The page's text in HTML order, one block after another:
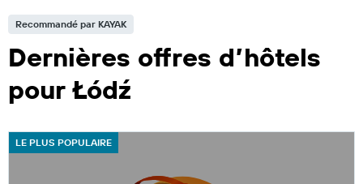
Recommandé par KAYAK
Dernières offres d’hôtels
pour Łódź
LE PLUS POPULAIRE